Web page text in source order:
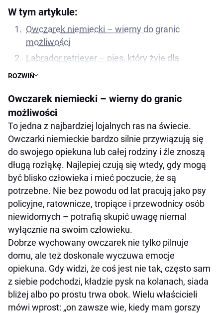
W tym artykule:
ROZWIŃ
Owczarek niemiecki – wierny do granic
możliwości
Labrador retriever – pies, który żyje dla
człowieka
złe
Border collie – lojalność połączona z
inteligencją
Cavalier king charles spaniel – mały pies,
ogromne przywiązanie
Owczarek szkocki collie – wierny jak Lassie
Bokser – pies, który zawsze stoi po Twojej
stronie
Lojalność psa to nie tylko rasa
Owczarek niemiecki – wierny do granic
możliwości
To jedna z najbardziej lojalnych ras na świecie.
Owczarki niemieckie bardzo silnie przywiązują się
do swojego opiekuna lub całej rodziny i źle znoszą
długą rozłąkę. Najlepiej czują się wtedy, gdy mogą
być blisko człowieka i mieć poczucie, że są
potrzebne. Nie bez powodu od lat pracują jako psy
policyjne, ratownicze, tropiące i przewodnicy osób
niewidomych – potrafią skupić uwagę niemal
wyłącznie na swoim człowieku.
Dobrze wychowany owczarek nie tylko pilnuje
domu, ale też doskonale wyczuwa emocje
opiekuna. Gdy widzi, że coś jest nie tak, często sam
z siebie podchodzi, kładzie pysk na kolanach, siada
bliżej albo po prostu trwa obok. Wielu właścicieli
mówi wprost: „on zawsze wie, kiedy mam gorszy